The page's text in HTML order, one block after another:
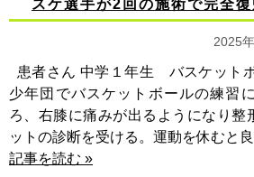
スケ選手が2回の施術で完全
2025
患者さん 中学１年生 バスケット
少年団でバスケットボールの練習
ろ、右膝に痛みが出るようになり整
ットの診断を受ける。運動を休むと
記事を読む »